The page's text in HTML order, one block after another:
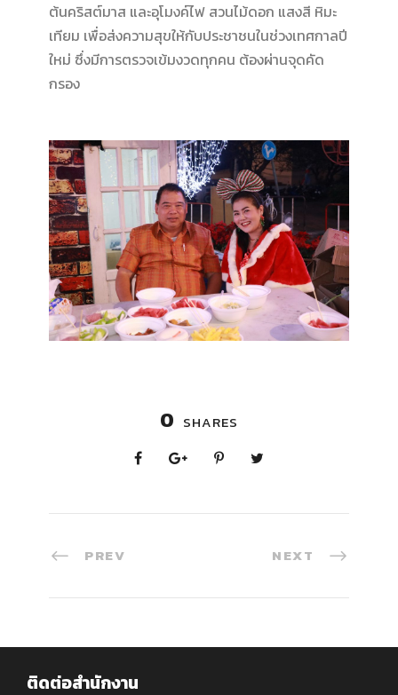
ต้นคริสต์มาส และอุโมงค์ไฟ สวนไม้ดอก แสงสี หิมะ
เทียม เพื่อส่งความสุขให้กับประชาชนในช่วงเทศกาลปี
ใหม่ ซึ่งมีการตรวจเข้มงวดทุกคน ต้องผ่านจุดคัด
กรอง
0 SHARES
PREV NEXT
ติดต่อสำนักงาน